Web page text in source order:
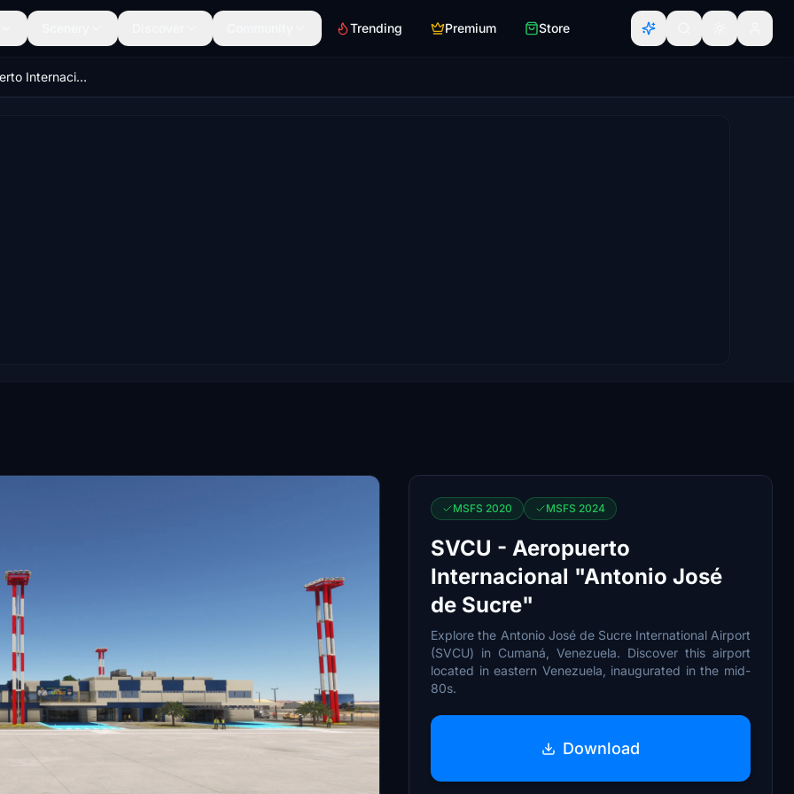
Trending Premium Store
SVCU - Aeropuerto Internacional "Antonio José de Sucre"
MSFS 2020 MSFS 2024
SVCU - Aeropuerto
Internacional "Antonio José
de Sucre"
Explore the Antonio José de Sucre International Airport
(SVCU) in Cumaná, Venezuela. Discover this airport
located in eastern Venezuela, inaugurated in the mid-
80s.
Download